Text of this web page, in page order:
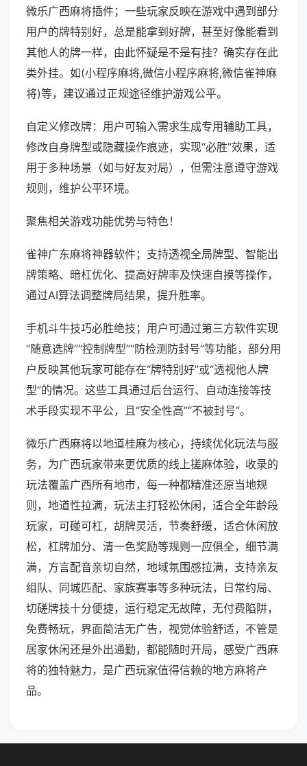
微乐广西麻将插件；一些玩家反映在游戏中遇到部分
用户的牌特别好，总是能拿到好牌，甚至好像能看到
其他人的牌一样，由此怀疑是不是有挂？确实存在此
类外挂。如(小程序麻将,微信小程序麻将,微信雀神麻
将)等，建议通过正规途径维护游戏公平。
自定义修改牌：用户可输入需求生成专用辅助工具，
修改自身牌型或隐藏操作痕迹，实现“必胜”效果，适
用于多种场景（如与好友对局），但需注意遵守游戏
规则，维护公平环境。
聚焦相关游戏功能优势与特色！
雀神广东麻将神器软件；支持透视全局牌型、智能出
牌策略、暗杠优化、提高好牌率及快速自摸等操作，
通过AI算法调整牌局结果，提升胜率。
手机斗牛技巧必胜绝技；用户可通过第三方软件实现
“随意选牌”“控制牌型”“防检测防封号”等功能，部分用
户反映其他玩家可能存在“牌特别好”或“透视他人牌
型”的情况。这些工具通过后台运行、自动连接等技
术手段实现不平公，且“安全性高”“不被封号”。
微乐广西麻将以地道桂麻为核心，持续优化玩法与服
务，为广西玩家带来更优质的线上搓麻体验，收录的
玩法覆盖广西所有地市，每一种都精准还原当地规
则，地道性拉满，玩法主打轻松休闲，适合全年龄段
玩家，可碰可杠，胡牌灵活，节奏舒缓，适合休闲放
松，杠牌加分、清一色奖励等规则一应俱全，细节满
满，方言配音亲切自然，地域氛围感拉满，支持亲友
组队、同城匹配、家族赛事等多种玩法，日常约局、
切磋牌技十分便捷，运行稳定无故障，无付费陷阱，
免费畅玩，界面简洁无广告，视觉体验舒适，不管是
居家休闲还是外出通勤，都能随时开局，感受广西麻
将的独特魅力，是广西玩家值得信赖的地方麻将产
品。